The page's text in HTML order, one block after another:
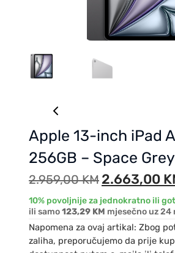
Apple 13-inch iPad
256GB – Space Grey
2.959,00KM 2.663,00
10% povoljnije za jednokratno ili
ili samo123,29 KM mjesečno uz 24
Napomena za ovaj artikal: Zbog
zaliha, preporučujemo da prije